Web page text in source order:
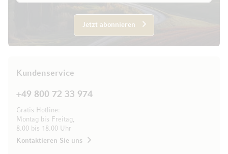
Jetzt abonnieren
Kundenservice
+49 800 72 33 974
Gratis Hotline:
Montag bis Freitag,
8.00 bis 18.00 Uhr
Kontaktieren Sie uns